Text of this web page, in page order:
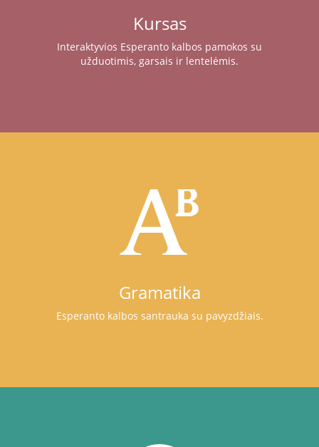
Kursas
Interaktyvios Esperanto kalbos pamokos su
užduotimis, garsais ir lentelėmis.
Gramatika
Esperanto kalbos santrauka su pavyzdžiais.